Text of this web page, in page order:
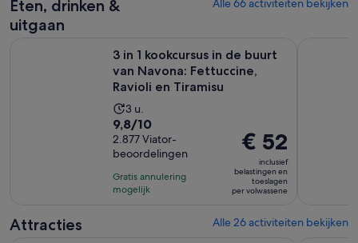
Eten, drinken &
uitgaan
Alle 66 activiteiten bekijken
3 in 1 kookcursus in de buurt
van Navona: Fettuccine,
Ravioli en Tiramisu
De
activiteit
duurt
3
uur
3 u.
9.8
van
10
met
2877
9,8/10
2.877 Viator-
beoordelingen
Gratis annulering
mogelijk
De
prijs
is
€ 52
volwassene
€ 52
inclusief
belastingen en
toeslagen
per volwassene
Attracties Alle 26 activiteiten bekijken